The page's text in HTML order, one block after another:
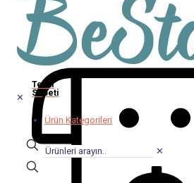
Teklif
Sepeti
✕
Ürün Kategorileri
✕